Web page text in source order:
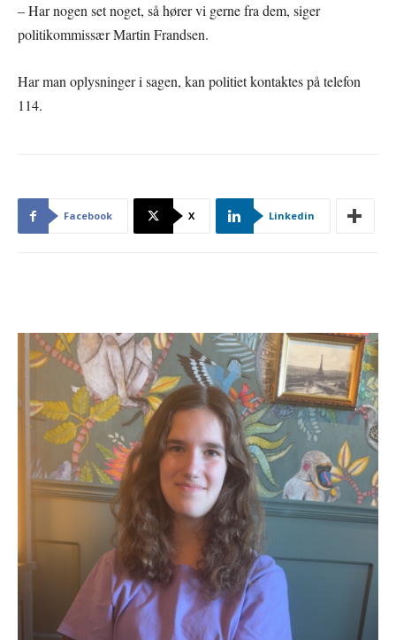
– Har nogen set noget, så hører vi gerne fra dem, siger
politikommissær Martin Frandsen.
Har man oplysninger i sagen, kan politiet kontaktes på telefon
114.
Facebook X Linkedin